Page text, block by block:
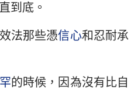
到底。
法那些憑信心和忍耐承
的時候，因為沒有比自